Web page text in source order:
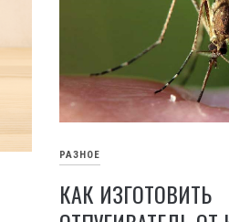
РАЗНОЕ
КАК ИЗГОТОВИТЬ